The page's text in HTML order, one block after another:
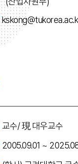
교수/ 現 대우교수
2005.09.01 ~